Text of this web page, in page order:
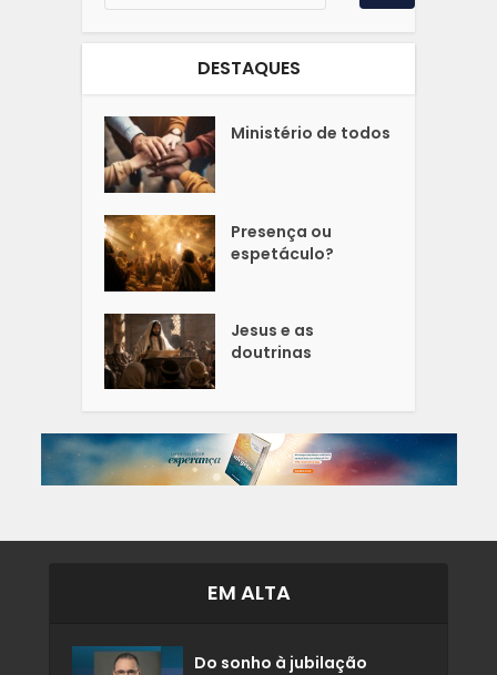
DESTAQUES
Ministério de todos
Presença ou
espetáculo?
Jesus e as
doutrinas
EM ALTA
Do sonho à jubilação